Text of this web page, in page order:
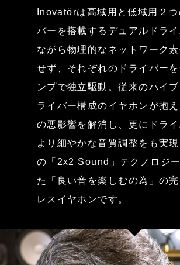
Inovatörは高域用と低域用２つ
バーを搭載するデュアルドラ
ながら物理的なネットワーク素
せず、それぞれのドライバー
ンプで独立駆動。従来のハイ
ライバー構成のイヤホンが抱
の悪影響を解消し、更にドラ
より細やかな音質調整をも実
の「2x2 Sound」テクノロジ
た「良い音を楽しむの為」の
レスイヤホンです。